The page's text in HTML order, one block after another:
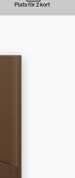
Plats för 2 kort